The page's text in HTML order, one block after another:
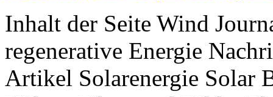
Inhalt der Seite Wind
regenerative Energie
Artikel Solarenergie Solar